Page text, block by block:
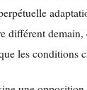
différent
les conditions